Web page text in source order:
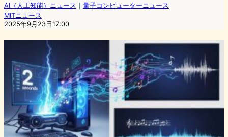
AI（人工知能）ニュース ｜ 量子コンピューターニュース
MITニュース
2025年9月23日17:00